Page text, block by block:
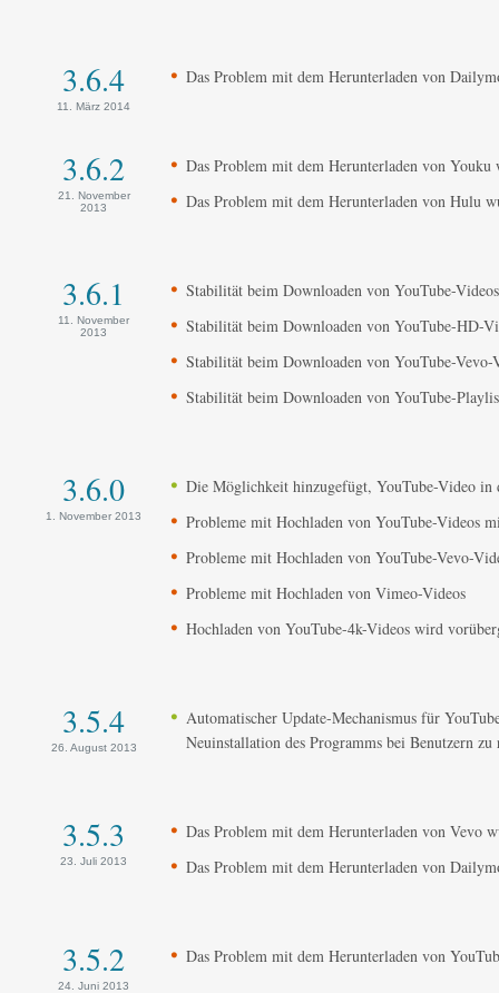
3.6.4
11. März 2014
Das Problem mit dem Herunterladen von
3.6.2
21. November
2013
Das Problem mit dem Herunterladen von Youku
Das Problem mit dem Herunterladen von Hulu
3.6.1
11. November
2013
Stabilität beim Downloaden von YouTube-
Stabilität beim Downloaden von YouTube-HD-
Stabilität beim Downloaden von YouTube-Vevo-
Stabilität beim Downloaden von YouTube-
3.6.0
1. November 2013
Die Möglichkeit hinzugefügt, YouTube-Video in
Probleme mit Hochladen von YouTube-Videos
Probleme mit Hochladen von YouTube-Vevo-
Probleme mit Hochladen von Vimeo-Videos
Hochladen von YouTube-4k-Videos wird
3.5.4
26. August 2013
Automatischer Update-Mechanismus für
Neuinstallation des Programms bei Benutzern zu
3.5.3
23. Juli 2013
Das Problem mit dem Herunterladen von Vevo
Das Problem mit dem Herunterladen von
3.5.2
24. Juni 2013
Das Problem mit dem Herunterladen von